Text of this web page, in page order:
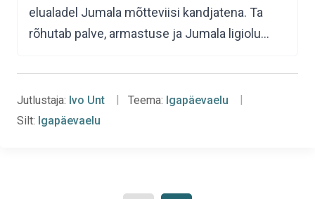
elualadel Jumala mõtteviisi kandjatena. Ta
rõhutab palve, armastuse ja Jumala ligiolu…
Jutlustaja: Ivo Unt Teema: Igapäevaelu
Silt: Igapäevaelu